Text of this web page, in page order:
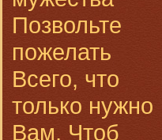
Позвольте
пожелать
Всего, что
только нужно
Вам, Чтоб